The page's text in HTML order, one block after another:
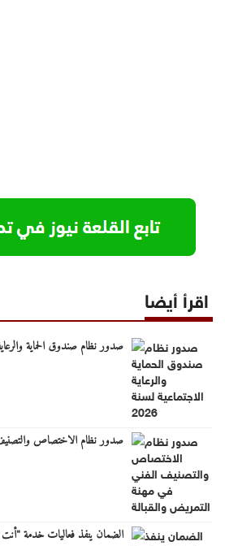
اقرأ أيضا
صدور نظام صندوق الحماية والرعاية
صدور نظام الاختصاص والتصنيف
الضمان ينفذ فعاليات خدمة